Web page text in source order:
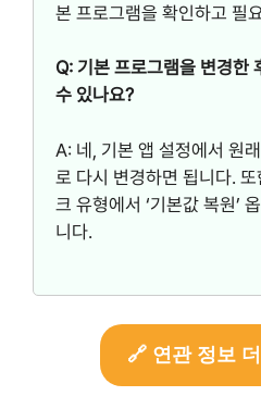
본 프로그램을 확인하고 필
Q: 기본 프로그램을 변경한
수 있나요?
A: 네, 기본 앱 설정에서 원
로 다시 변경하면 됩니다.
크 유형에서 ‘기본값 복원’
니다.
🔗 연관 정보